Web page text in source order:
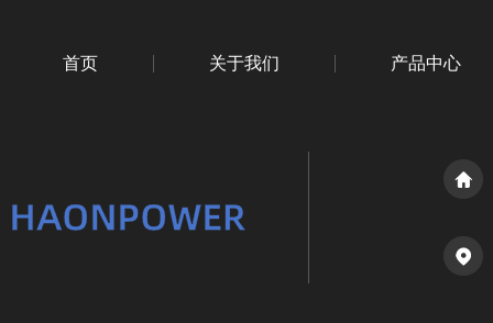
首页 关于我们 产品中心